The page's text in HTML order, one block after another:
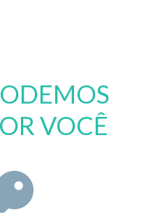
VOCÊ